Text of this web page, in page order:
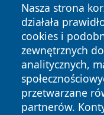
Nasza strona
działała
cookies i
zewnętrznych
analitycznych,
przetwarzane
partnerów.
Copyright © 2026
zastrzeżone.